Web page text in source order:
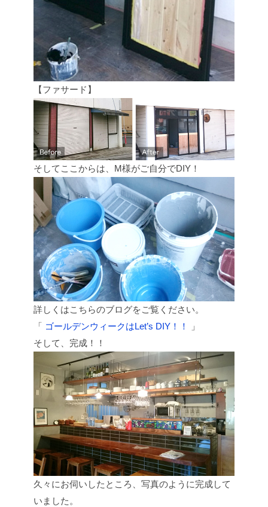
【ファサード】
そしてここからは、M様がご自分でDIY！
詳しくはこちらのブログをご覧ください。
「
ゴールデンウィークはLet’s DIY！！
」
そして、完成！！
久々にお伺いしたところ、写真のように完成して
いました。